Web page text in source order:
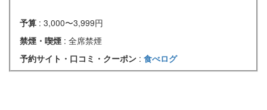
予算 : 3,000〜3,999円
禁煙・喫煙 : 全席禁煙
予約サイト・口コミ・クーポン : 食べログ